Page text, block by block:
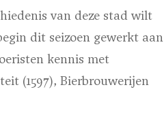
van deze stad wilt
dit seizoen gewerkt aan
kennis met
(1597), Bierbrouwerijen